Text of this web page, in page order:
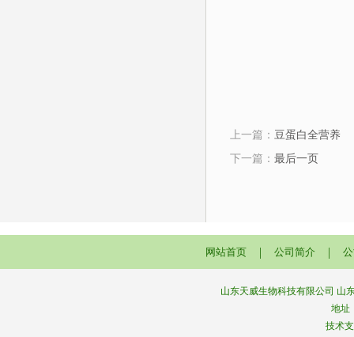
上一篇： 豆蛋白全营养
下一篇： 最后一页
网站首页 | 公司简介 |
山东天威生物科技有限公司 山
地址
技术